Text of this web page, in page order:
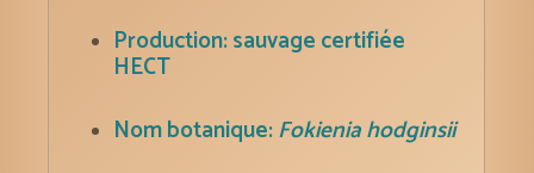
Production: sauvage certifiée
HECT
Nom botanique:Fokienia hodginsii